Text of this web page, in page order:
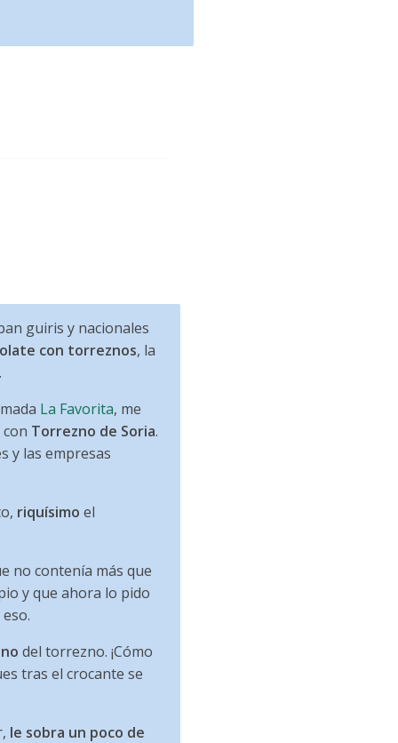
guiris y nacionales
con torreznos, la
La Favorita, me
con Torrezno de Soria.
y las empresas
riquísimo el
no contenía más que
y que ahora lo pido
del torrezno. ¡Cómo
tras el crocante se
le sobra un poco de